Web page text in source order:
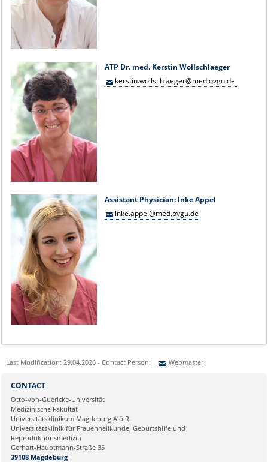
ATP Dr. med. Kerstin Wollschlaeger
kerstin.wollschlaeger@med.ovgu.de
Assistant Physician: Inke Appel
inke.appel@med.ovgu.de
Last Modification: 29.04.2026 - Contact Person: Webmaster
Ihre E-Mailadresse:
Ihr Anliegen:
CONTACT
Otto-von-Guericke-Universität
Medizinische Fakultät
Universitätsklinikum Magdeburg A.ö.R.
Universitätsklinik für Frauenheilkunde, Geburtshilfe und
Reproduktionsmedizin
Gerhart-Hauptmann-Straße 35
39108 Magdeburg